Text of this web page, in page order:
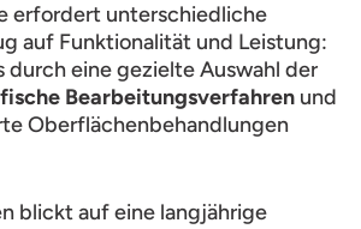
erfordert unterschiedliche
auf Funktionalität und Leistung:
durch eine gezielte Auswahl der
Bearbeitungsverfahren und
Oberflächenbehandlungen
blickt auf eine langjährige